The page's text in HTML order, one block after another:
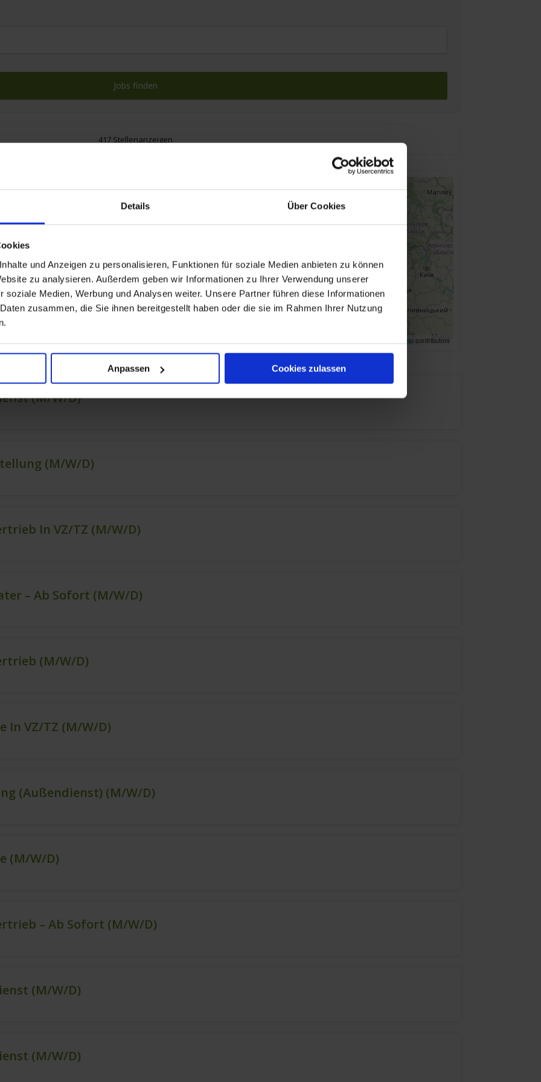
Details Über Cookies
und Anzeigen zu personalisieren, Funktionen für soziale Medien anbieten zu können
zu analysieren. Außerdem geben wir Informationen zu Ihrer Verwendung unserer
soziale Medien, Werbung und Analysen weiter. Unsere Partner führen diese Informationen
zusammen, die Sie ihnen bereitgestellt haben oder die sie im Rahmen Ihrer Nutzung
Anpassen Cookies zulassen
417 Stellenanzeigen
OpenStreetMapcontributors
(m/w/d)
(m/w/d)
In VZ/TZ (m/w/d)
– Ab Sofort (m/w/d)
(m/w/d)
In VZ/TZ (m/w/d)
(Außendienst) (m/w/d)
(m/w/d)
– Ab Sofort (m/w/d)
(m/w/d)
(m/w/d)